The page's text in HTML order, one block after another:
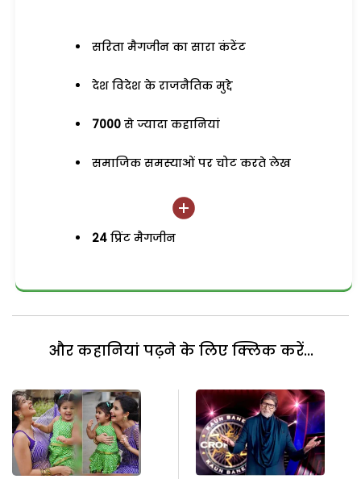
सरिता मैगजीन का सारा कंटेंट
देश विदेश के राजनैतिक मुद्दे
7000 से ज्यादा कहानियां
समाजिक समस्याओं पर चोट करते लेख
24 प्रिंट मैगजीन
और कहानियां पढ़ने के लिए क्लिक करें...